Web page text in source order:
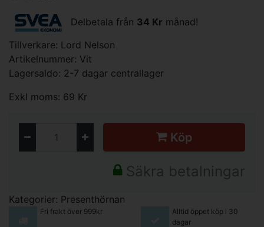
Delbetala från 34 Kr månad!
Tillverkare: Lord Nelson
Artikelnummer: Vit
Lagersaldo: 2-7 dagar centrallager
Exkl moms: 69 Kr
Köp
Säkra betalningar
Kategorier: Presenthörnan
Fri frakt över 999kr
Alltid öppet köp i 30
dagar